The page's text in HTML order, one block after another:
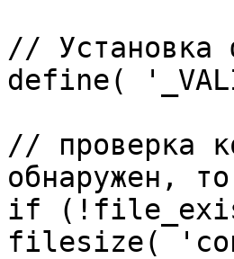
// Установка
define(
// проверка
обнаружен,
if
filesize(